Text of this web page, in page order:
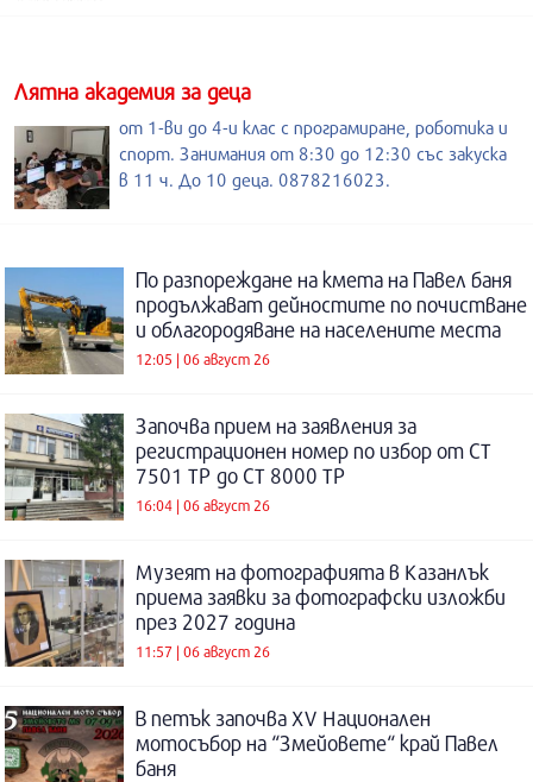
Лятна академия за деца
от 1-ви до 4-и клас с програмиране, роботика и
спорт. Занимания от 8:30 до 12:30 със закуска
в 11 ч. До 10 деца. 0878216023.
По разпореждане на кмета на Павел баня
продължават дейностите по почистване
и облагородяване на населените места
12:05 | 06 август 26
Започва прием на заявления за
регистрационен номер по избор от СТ
7501 ТР до СТ 8000 ТР
16:04 | 06 август 26
Музеят на фотографията в Казанлък
приема заявки за фотографски изложби
през 2027 година
11:57 | 06 август 26
В петък започва XV Национален
мотосъбор на “Змейовете“ край Павел
баня